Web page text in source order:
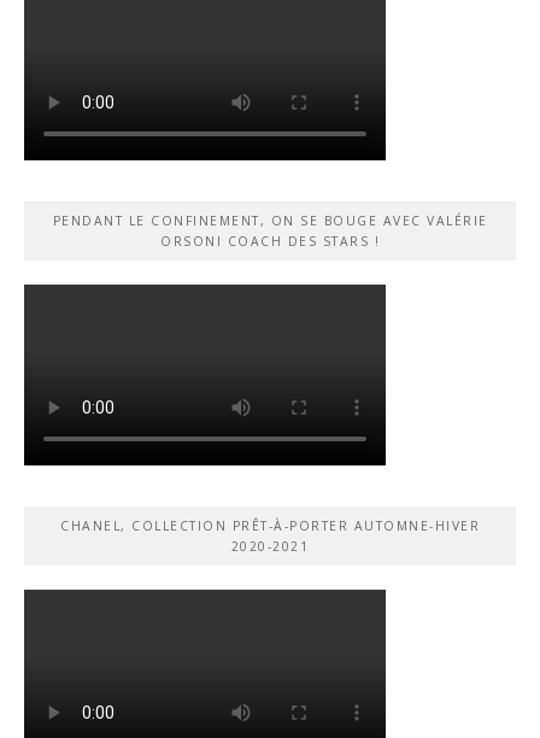
PENDANT LE CONFINEMENT, ON SE BOUGE AVEC VALÉRIE
ORSONI COACH DES STARS !
CHANEL, COLLECTION PRÊT-À-PORTER AUTOMNE-HIVER
2020-2021